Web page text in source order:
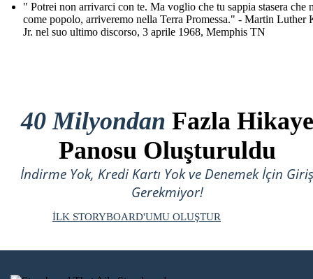
" Potrei non arrivarci con te. Ma voglio che tu sappia stasera che
come popolo, arriveremo nella Terra Promessa." - Martin Luther
Jr. nel suo ultimo discorso, 3 aprile 1968, Memphis TN
40 Milyondan Fazla Hikaye
Panosu Oluşturuldu
İndirme Yok, Kredi Kartı Yok ve Denemek İçin Giriş
Gerekmiyor!
İLK STORYBOARD'UMU OLUŞTUR